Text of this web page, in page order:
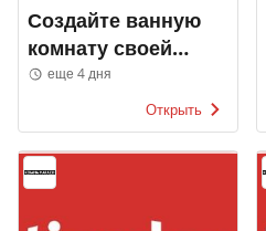
Создайте ванную
комнату своей
мечты
еще 4 дня
Открыть